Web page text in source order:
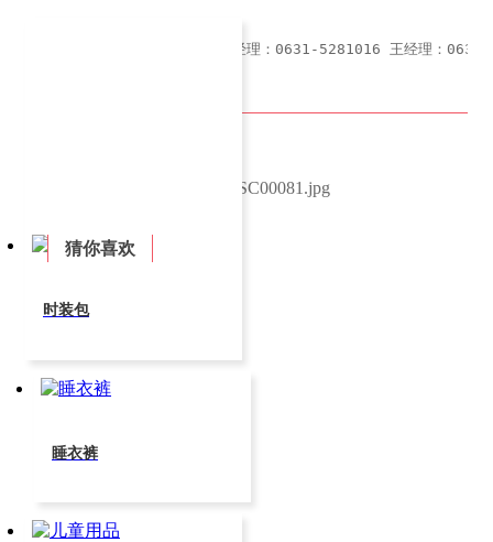
如需购买请联系我们，于经理：0631-5281016 王经理：
猜你喜欢
时装包
睡衣裤